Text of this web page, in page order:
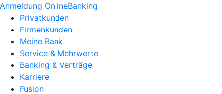
Anmeldung OnlineBanking
Privatkunden
Firmenkunden
Meine Bank
Service & Mehrwerte
Banking & Verträge
Karriere
Fusion